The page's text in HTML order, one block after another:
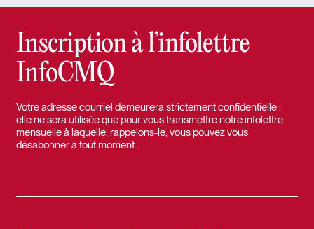
Inscription à l’infolettre
InfoCMQ
Votre adresse courriel demeurera strictement confidentielle :
elle ne sera utilisée que pour vous transmettre notre infolettre
mensuelle à laquelle, rappelons-le, vous pouvez vous
désabonner à tout moment.